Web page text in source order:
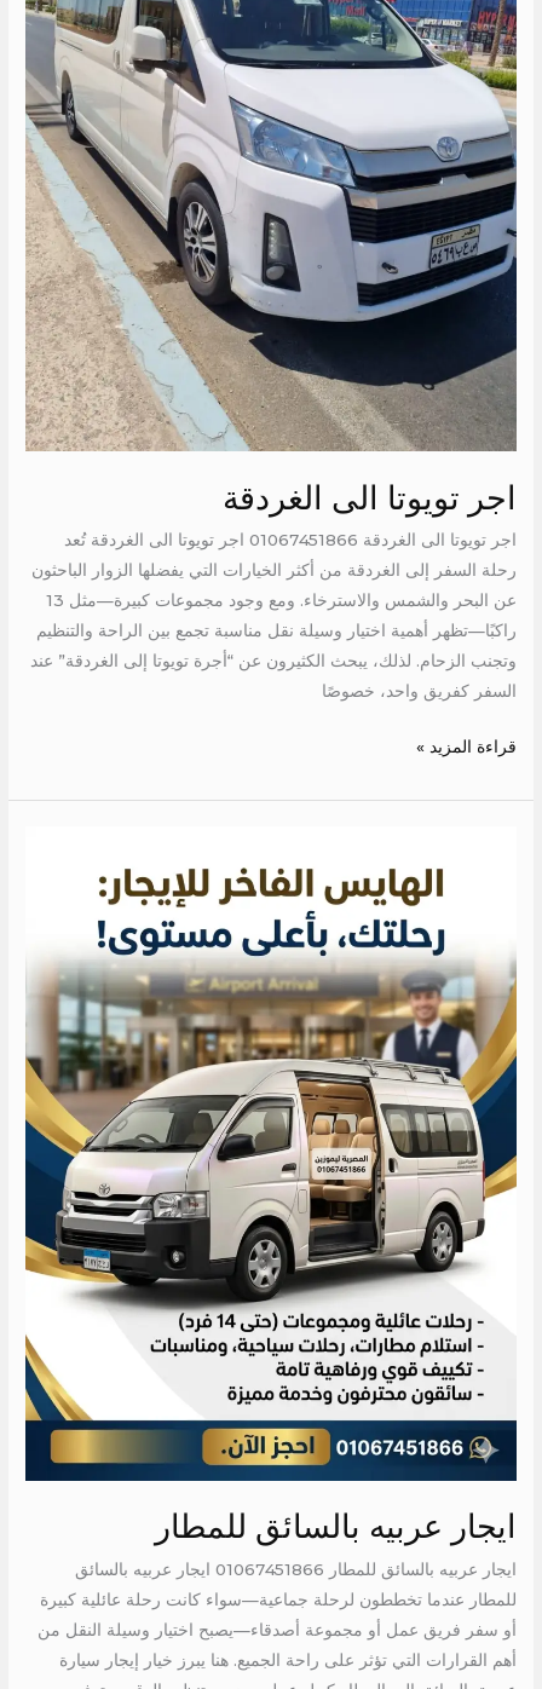
اجر تويوتا الى الغردقة
اجر تويوتا الى الغردقة 01067451866 اجر تويوتا الى الغردقة تُعد
رحلة السفر إلى الغردقة من أكثر الخيارات التي يفضلها الزوار الباحثون
عن البحر والشمس والاسترخاء. ومع وجود مجموعات كبيرة—مثل 13
راكبًا—تظهر أهمية اختيار وسيلة نقل مناسبة تجمع بين الراحة والتنظيم
وتجنب الزحام. لذلك، يبحث الكثيرون عن “أجرة تويوتا إلى الغردقة” عند
السفر كفريق واحد، خصوصًا
قراءة المزيد »
ايجار عربيه بالسائق للمطار
ايجار عربيه بالسائق للمطار 01067451866 ايجار عربيه بالسائق
للمطار عندما تخططون لرحلة جماعية—سواء كانت رحلة عائلية كبيرة
أو سفر فريق عمل أو مجموعة أصدقاء—يصبح اختيار وسيلة النقل من
أهم القرارات التي تؤثر على راحة الجميع. هنا يبرز خيار إيجار سيارة